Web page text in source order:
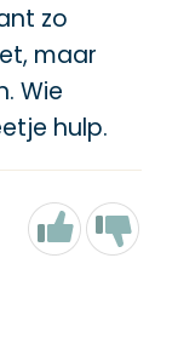
zo
maar
Wie
hulp.